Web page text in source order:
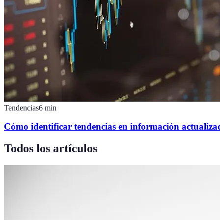
Tendencias6 min
Cómo identificar tendencias en información
Todos los artículos